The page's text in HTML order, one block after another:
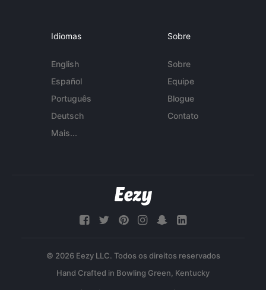
Idiomas
English
Español
Português
Deutsch
Mais...
Sobre
Sobre
Equipe
Blogue
Contato
© 2026 Eezy LLC. Todos os direitos reservados